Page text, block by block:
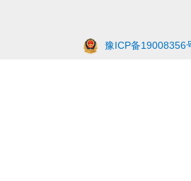
豫ICP备19008356